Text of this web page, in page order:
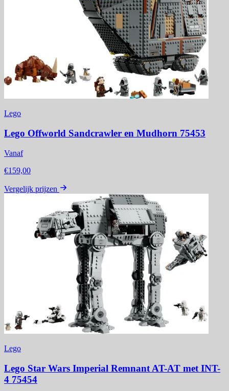
Lego
Lego Offworld Sandcrawler en Mudhorn 75453
Vanaf
€159,00
Vergelijk prijzen
Lego
Lego Star Wars Imperial Remnant AT-AT met INT-
4 75454